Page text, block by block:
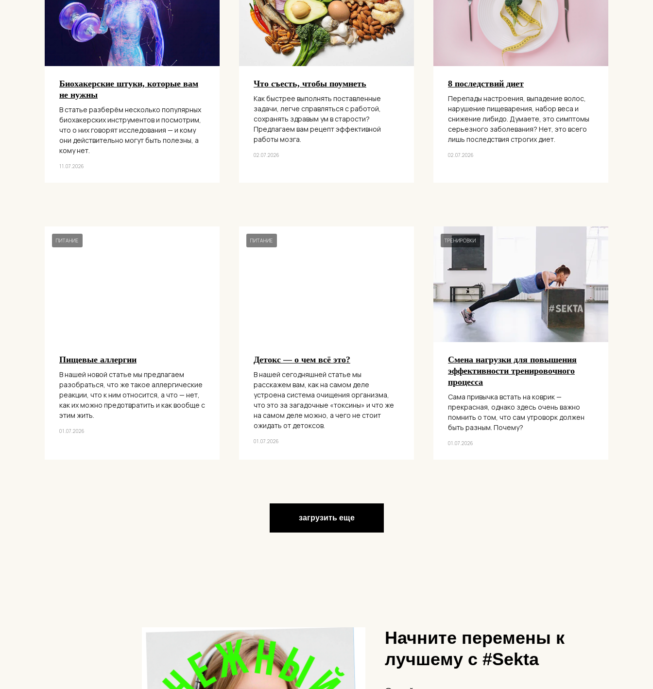
Биохакерские штуки, которые вам
не нужны
В статье разберём несколько популярных
биохакерских инструментов и посмотрим,
что о них говорят исследования — и кому
они действительно могут быть полезны, а
кому нет.
11.07.2026
Что съесть, чтобы поумнеть
Как быстрее выполнять поставленные
задачи, легче справляться с работой,
сохранять здравым ум в старости?
Предлагаем вам рецепт эффективной
работы мозга.
02.07.2026
8 последствий диет
Перепады настроения, выпадение волос,
нарушение пищеварения, набор веса и
снижение либидо. Думаете, это симптомы
серьезного заболевания? Нет, это всего
лишь последствия строгих диет.
02.07.2026
ПИТАНИЕ
Пищевые аллергии
В нашей новой статье мы предлагаем
разобраться, что же такое аллергические
реакции, что к ним относится, а что — нет,
как их можно предотвратить и как вообще с
этим жить.
01.07.2026
ПИТАНИЕ
Детокс — о чем всё это?
В нашей сегодняшней статье мы
расскажем вам, как на самом деле
устроена система очищения организма,
что это за загадочные «токсины» и что же
на самом деле можно, а чего не стоит
ожидать от детоксов.
01.07.2026
ТРЕНИРОВКИ
Смена нагрузки для повышения
эффективности тренировочного
процесса
Сама привычка встать на коврик —
прекрасная, однако здесь очень важно
помнить о том, что сам утроворк должен
быть разным. Почему?
01.07.2026
загрузить еще
Начните перемены к
лучшему с #Sekta